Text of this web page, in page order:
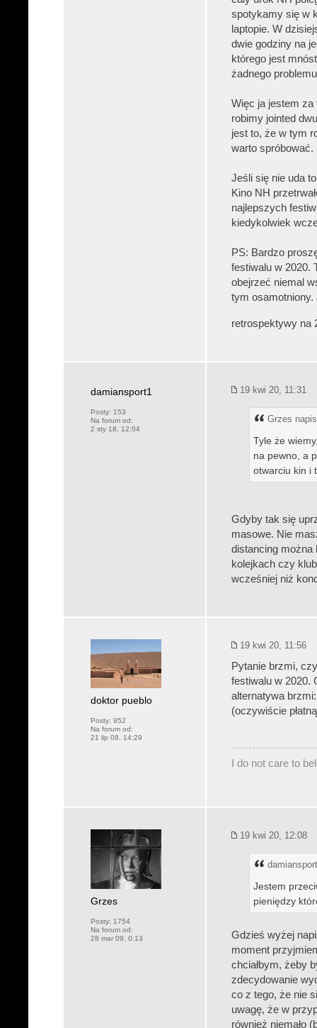
spotykamy się w
laptopie. W
dwie godziny na
którego jest
żadnego
Więc ja jestem za
robimy jointed
jest to, że w tym
warto spróbować.
Jeśli się nie uda
Kino NH
najlepszych
kiedykolwiek
PS: Bardzo
festiwalu w 2020.
obejrzeć niemal
tym
retrospektywy na
damiansport1
Posty: 153
Na forum od:
2 sty 18, 12:04
19 kwi 20, 11:31
Grzes
Tyle że
na pewno, a
otwarciu kin i
Gdyby tak się
masowe. Nie
distancing można
kolejkach czy
wcześniej niż
doktor pueblo
Posty: 952
Na forum od:
21 lip 08, 14:29
19 kwi 20, 11:56
Pytanie brzmi,
festiwalu w 2020.
alternatywa
(oczywiście
I do not care to
Grzes
Posty: 1754
Na forum od:
28 mar 09, 0:13
19 kwi 20, 12:08
Jestem
pieniędzy
Gdzieś wyżej
moment
chciałbym, żeby
zdecydowanie
co z tego, że nie
uwagę, że w
również niemało